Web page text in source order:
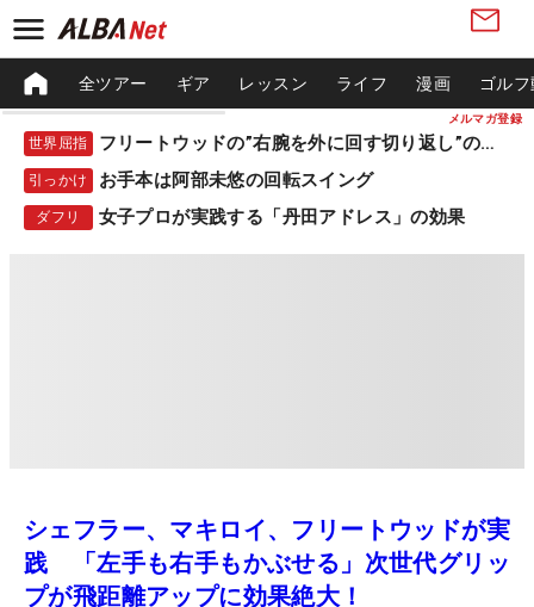
メルマガ登録
全ツアー ギア レッスン ライフ 漫画 ゴル
世界屈指 フリートウッドの”右腕を外に回す切り返し”の秘密
引っかけ お手本は阿部未悠の回転スイング
ダフリ 女子プロが実践する「丹田アドレス」の効果
シェフラー、マキロイ、フリートウッドが実
践 「左手も右手もかぶせる」次世代グリッ
プが飛距離アップに効果絶大！